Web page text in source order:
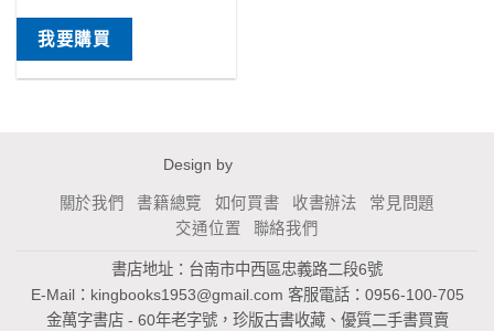
我要購買
Design by
關於我們 書籍總覽 如何買書 收書辦法
常見問題
交通位置
聯絡我們
書店地址：台南市中西區忠義路二段6號
E-Mail： kingbooks1953@gmail.com 客服電話：0956-100-705
金萬字書店 - 60年老字號，珍版古書收藏、優質二手書買賣